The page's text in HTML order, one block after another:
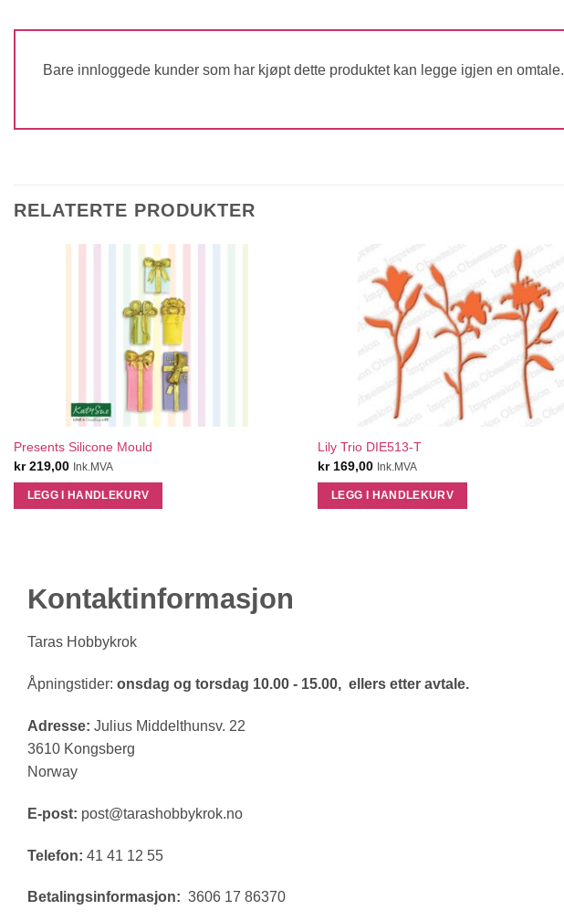
Bare innloggede kunder som har kjøpt dette produktet kan legge igjen en omtale.
RELATERTE PRODUKTER
QUICK VIEW
Presents Silicone Mould
kr219,00 Ink.MVA
LEGG I HANDLEKURV
Lily Trio DIE513-T
kr169,00 Ink.MVA
LEGG I HANDLEKURV
Kontaktinformasjon
Taras Hobbykrok
Åpningstider: onsdag og torsdag 10.00 - 15.00, ellers etter avtale.
Adresse: Julius Middelthunsv. 22
3610 Kongsberg
Norway
E-post: post@tarashobbykrok.no
Telefon: 41 41 12 55
Betalingsinformasjon: 3606 17 86370